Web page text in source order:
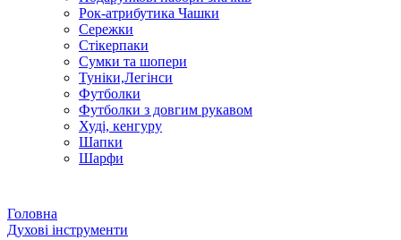
Рок-атрибутика Чашки
Сережки
Стікерпаки
Сумки та шопери
Туніки,Легінси
Футболки
Футболки з довгим рукавом
Худі, кенгуру
Шапки
Шарфи
Головна
Духові інструменти